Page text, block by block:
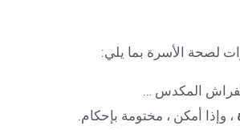
لصحة الأسرة بما يلي:
المكدس …
، وإذا أمكن ، مختومة بإحكام.